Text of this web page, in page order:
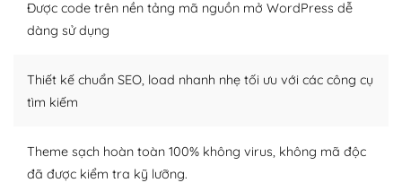
tìm kiếm chúng trên Internet hoặc nhờ chuyên gia.
– Sở hữu một cộng đồng lớn, sẵn sàng hỗ trợ
khổng lồ được kiểm duyệt bởi các nhân viên và những
người cuồng tín WordPress.
Được code trên nền tảng mã nguồn mở WordPress dễ
dàng sử dụng
Thiết kế chuẩn SEO, load nhanh nhẹ tối ưu với các công cụ
tìm kiếm
Theme sạch hoàn toàn 100% không virus, không mã độc
đã được kiểm tra kỹ lưỡng.